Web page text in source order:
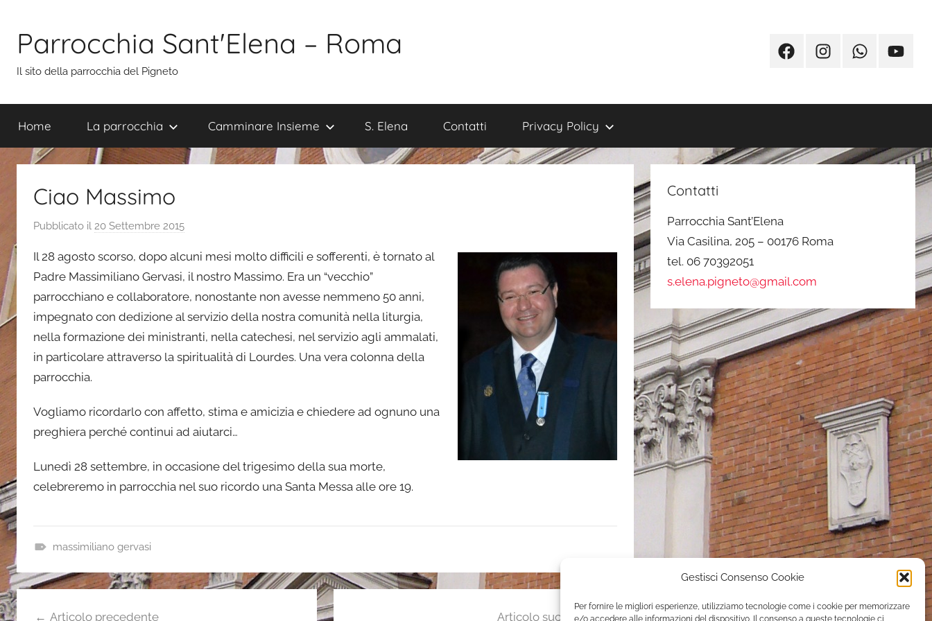
Gestisci Consenso Cookie
Per fornire le migliori esperienze, utilizziamo tecnologie come i cookie per memorizzare
e/o accedere alle informazioni del dispositivo. Il consenso a queste tecnologie ci
contenuto
Parrocchia Sant'Elena – Roma
Il sito della parrocchia del Pigneto
FacebookInstagramWhatsappYoutube
Home La parrocchia Camminare Insieme S. Elena Contatti Privacy Policy
Ciao Massimo
Pubblicato il 20 Settembre 2015
s
m
o
n
e
Il 28 agosto scorso, dopo alcuni mesi molto difficili e sofferenti, è tornato al
Padre Massimiliano Gervasi, il nostro Massimo. Era un “vecchio”
parrocchiano e collaboratore, nonostante non avesse nemmeno 50 anni,
impegnato con dedizione al servizio della nostra comunità nella liturgia,
nella formazione dei ministranti, nella catechesi, nel servizio agli ammalati,
in particolare attraverso la spiritualità di Lourdes. Una vera colonna della
parrocchia.
Vogliamo ricordarlo con affetto, stima e amicizia e chiedere ad ognuno una
preghiera perché continui ad aiutarci…
Lunedì 28 settembre, in occasione del trigesimo della sua morte,
celebreremo in parrocchia nel suo ricordo una Santa Messa alle ore 19.
o
massimiliano gervasi
Navigazione
Articolo precedente Articolo successivo
Contatti
Parrocchia Sant’Elena
Via Casilina, 205 – 00176 Roma
tel. 06 70392051
s.elena.pigneto@gmail.com